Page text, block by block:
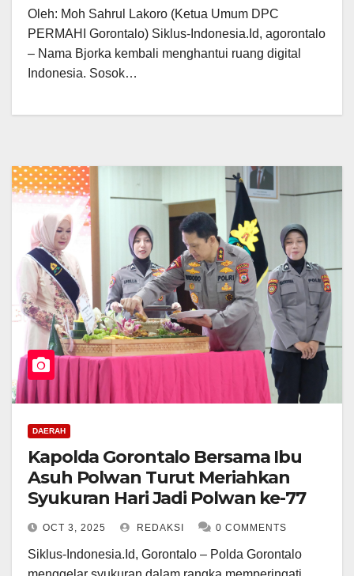
Oleh: Moh Sahrul Lakoro (Ketua Umum DPC
PERMAHI Gorontalo) Siklus-Indonesia.Id, agorontalo
– Nama Bjorka kembali menghantui ruang digital
Indonesia. Sosok…
DAERAH
Kapolda Gorontalo Bersama Ibu
Asuh Polwan Turut Meriahkan
Syukuran Hari Jadi Polwan ke-77
OCT 3, 2025 REDAKSI 0 COMMENTS
Siklus-Indonesia.Id, Gorontalo – Polda Gorontalo